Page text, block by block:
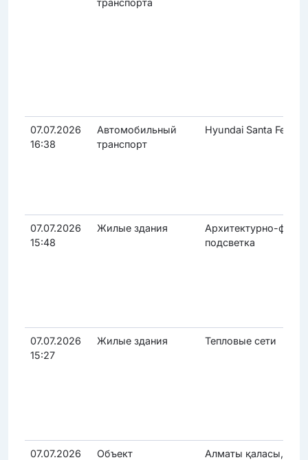
транспорта
07.07.2026
16:38
Автомобильный
транспорт
Hyundai Santa Fe
07.07.2026
15:48
Жилые здания
Архитектурно-
подсветка
07.07.2026
15:27
Жилые здания Тепловые сети
07.07.2026
Объект
Алматы қаласы,